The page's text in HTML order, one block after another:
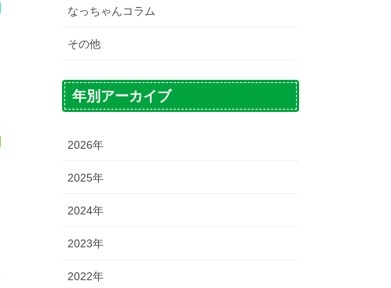
なっちゃんコラム
その他
年別アーカイブ
2026年
2025年
2024年
2023年
2022年